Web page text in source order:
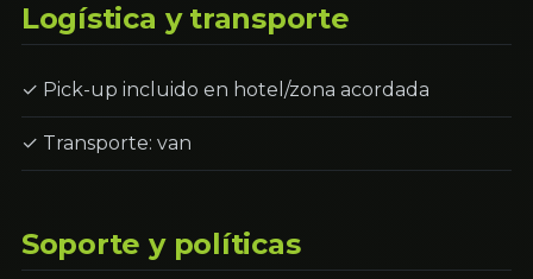
Logística y transporte
✓ Pick-up incluido en hotel/zona acordada
✓ Transporte: van
Soporte y políticas